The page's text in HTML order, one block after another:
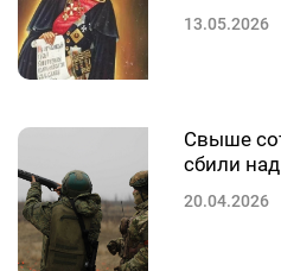
13.05.2026
Свыше
сбили
20.04.2026